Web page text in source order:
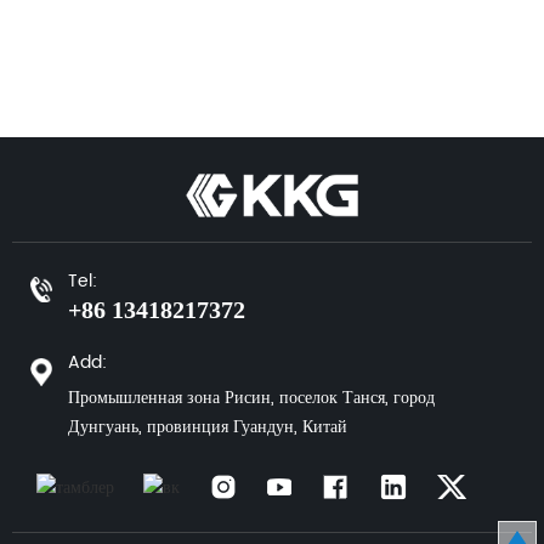
устройств, где важны
подключения. Он широко
используется в
консолях и портативной
электронике, обеспечивая
сигнала.
левого аудиоканала и
видеосигнала. Благодаря
прочной конструкции и
превосходному качеству
Tel:
+86 13418217372
Add:
Промышленная зона Рисин, поселок Танся, город
Дунгуань, провинция Гуандун, Китай